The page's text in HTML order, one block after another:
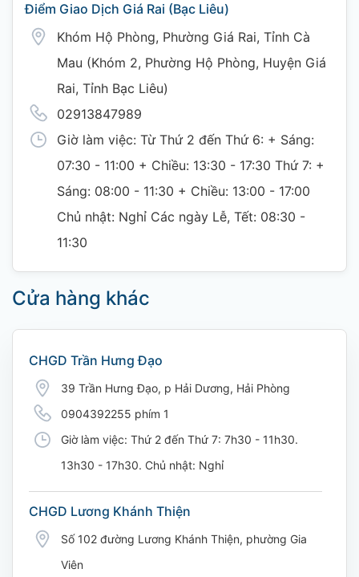
Điểm Giao Dịch Giá Rai (Bạc Liêu)
Khóm Hộ Phòng, Phường Giá Rai, Tỉnh Cà
Mau (Khóm 2, Phường Hộ Phòng, Huyện Giá
Rai, Tỉnh Bạc Liêu)
02913847989
Giờ làm việc: Từ Thứ 2 đến Thứ 6: + Sáng:
07:30 - 11:00 + Chiều: 13:30 - 17:30 Thứ 7: +
Sáng: 08:00 - 11:30 + Chiều: 13:00 - 17:00
Chủ nhật: Nghỉ Các ngày Lễ, Tết: 08:30 -
11:30
Cửa hàng khác
CHGD Trần Hưng Đạo
39 Trần Hưng Đạo, p Hải Dương, Hải Phòng
0904392255 phím 1
Giờ làm việc: Thứ 2 đến Thứ 7: 7h30 - 11h30.
13h30 - 17h30. Chủ nhật: Nghỉ
CHGD Lương Khánh Thiện
Số 102 đường Lương Khánh Thiện, phường Gia
Viên